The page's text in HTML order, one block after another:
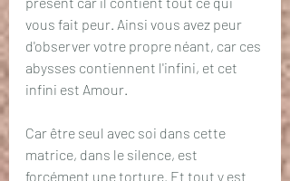
vous fait peur. Ainsi vous avez peur
d'observer votre propre néant, car ces
abysses contiennent l'infini, et cet
infini est Amour.
Car être seul avec soi dans cette
matrice, dans le silence, est
forcément une torture. Et tout y est